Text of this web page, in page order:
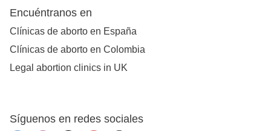
Encuéntranos en
Clínicas de aborto en España
Clínicas de aborto en Colombia
Legal abortion clinics in UK
Síguenos en redes sociales